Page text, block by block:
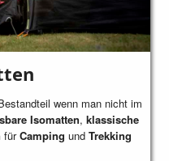
wenn man nicht im
Isomatten, klassische
fürCamping und Trekking